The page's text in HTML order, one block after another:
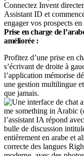
Connectez Invent
Assistant ID et
engager vos prospects
Prise en charge de
améliorée :
Profitez d’une prise en
s’écrivant de droite à
l’application mémorise
une gestion multilingue
que jamais.